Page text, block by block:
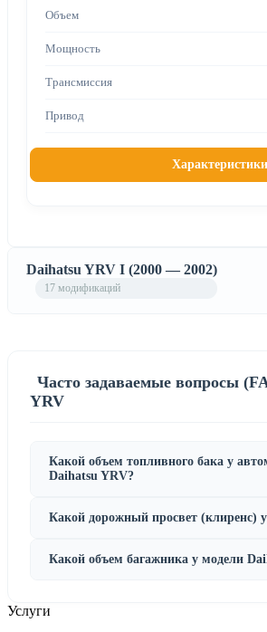
Характеристики
Daihatsu YRV I (2000 — 2002)
17 модификаций
Часто задаваемые вопросы
YRV
Какой объем топливного бака у
Daihatsu YRV?
Какой дорожный просвет (клиренс)
Какой объем багажника у модели
Услуги